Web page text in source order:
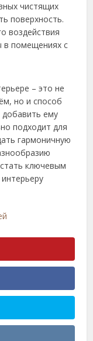
чистящих
поверхность.
воздействия
в помещениях с
– это не
но и способ
добавить ему
подходит для
гармоничную
ключевым